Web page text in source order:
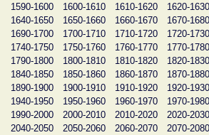
1590-1600
1600-1610 1610-1620 1620-1630
1640-1650
1650-1660 1660-1670 1670-1680
1690-1700
1700-1710 1710-1720 1720-1730
1740-1750
1750-1760 1760-1770 1770-1780
1790-1800
1800-1810 1810-1820 1820-1830
1840-1850
1850-1860 1860-1870 1870-1880
1890-1900
1900-1910 1910-1920 1920-1930
1940-1950
1950-1960 1960-1970 1970-1980
1990-2000
2000-2010 2010-2020 2020-2030
2040-2050
2050-2060 2060-2070 2070-2080